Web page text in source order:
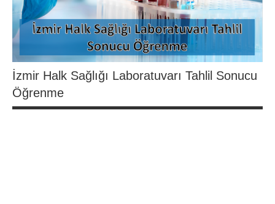
İzmir Halk Sağlığı Laboratuvarı Tahlil Sonucu
Öğrenme